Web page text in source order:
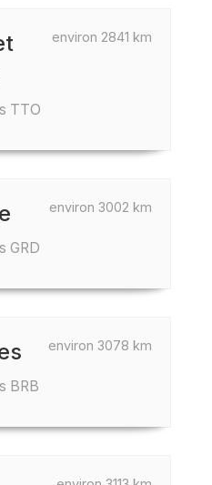
environ 2841 km
TTO
environ 3002 km
GRD
environ 3078 km
BRB